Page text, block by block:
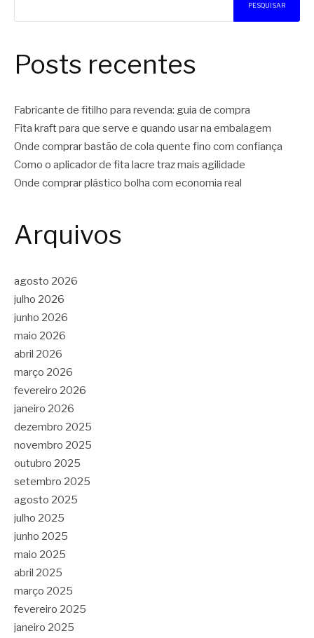
PESQUISAR
Posts recentes
Fabricante de fitilho para revenda: guia de compra
Fita kraft para que serve e quando usar na embalagem
Onde comprar bastão de cola quente fino com confiança
Como o aplicador de fita lacre traz mais agilidade
Onde comprar plástico bolha com economia real
Arquivos
agosto 2026
julho 2026
junho 2026
maio 2026
abril 2026
março 2026
fevereiro 2026
janeiro 2026
dezembro 2025
novembro 2025
outubro 2025
setembro 2025
agosto 2025
julho 2025
junho 2025
maio 2025
abril 2025
março 2025
fevereiro 2025
janeiro 2025